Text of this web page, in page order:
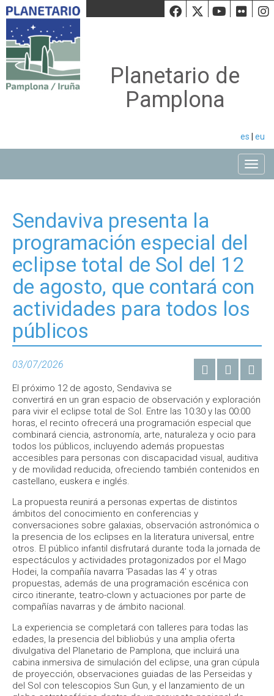
Facebook
Twiiter
Planetario de
Pamplona
es eu
Sendaviva presenta la
programación especial del
eclipse total de Sol del 12
de agosto, que contará con
actividades para todos los
públicos
03/07/2026
El próximo 12 de agosto, Sendaviva se
convertirá en un gran espacio de observación y exploración
para vivir el eclipse total de Sol. Entre las 10:30 y las 00:00
horas, el recinto ofrecerá una programación especial que
combinará ciencia, astronomía, arte, naturaleza y ocio para
todos los públicos, incluyendo además propuestas
accesibles para personas con discapacidad visual, auditiva
y de movilidad reducida, ofreciendo también contenidos en
castellano, euskera e inglés.
La propuesta reunirá a personas expertas de distintos
ámbitos del conocimiento en conferencias y
conversaciones sobre galaxias, observación astronómica o
la presencia de los eclipses en la literatura universal, entre
otros. El público infantil disfrutará durante toda la jornada de
espectáculos y actividades protagonizados por el Mago
Hodei, la compañía navarra ‘Pasadas las 4’ y otras
propuestas, además de una programación escénica con
circo itinerante, teatro-clown y actuaciones por parte de
compañías navarras y de ámbito nacional.
La experiencia se completará con talleres para todas las
edades, la presencia del bibliobús y una amplia oferta
divulgativa del Planetario de Pamplona, que incluirá una
cabina inmersiva de simulación del eclipse, una gran cúpula
de proyección, observaciones guiadas de las Perseidas y
del Sol con telescopios Sun Gun, y el lanzamiento de un